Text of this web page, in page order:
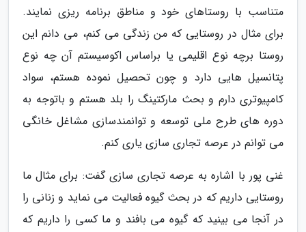
متناسب با روستاهای خود و مناطق برنامه ریزی نمایند.
برای مثال در روستایی که من زندگی می کنم، می دانم این
روستا برچه نوع اقلیمی یا براساس اکوسیستم آن چه نوع
پتانسیل هایی دارد و چون تحصیل نموده هستم، سواد
کامپیوتری دارم و بحث مارکتینگ را بلد هستم و باتوجه به
دوره های طرح ملی توسعه و توانمندسازی مشاغل خانگی
می توانم در عرصه تجاری سازی یاری کنم.
غنی پور با اشاره به عرصه تجاری سازی گفت: برای مثال ما
روستایی داریم که در بحث گیوه فعالیت می نماید و زنانی را
در آنجا می بینید که گیوه می بافند و ما کسی را داریم که